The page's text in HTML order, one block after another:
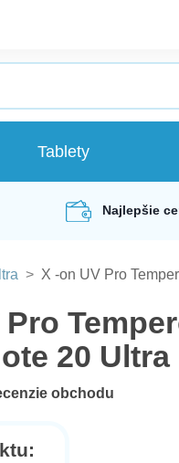
Tablety
Najlepšie
> X -on UV Pro
Pro
20 Ultra
obchodu